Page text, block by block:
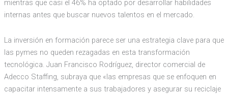
mientras que casi el 46% ha optado por desarrollar habilidades
internas antes que buscar nuevos talentos en el mercado.
La inversión en formación parece ser una estrategia clave para que
las pymes no queden rezagadas en esta transformación
tecnológica. Juan Francisco Rodríguez, director comercial de
Adecco Staffing, subraya que «las empresas que se enfoquen en
capacitar intensamente a sus trabajadores y asegurar su reciclaje